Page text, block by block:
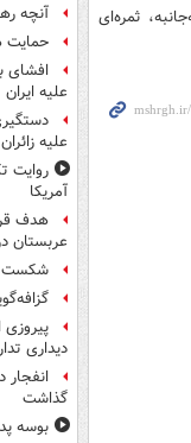
ثمره‌ای
آنچه
حمایت
افشای
علیه ایران
علیه
روایت
آمریکا
هدف
عربستان
شکست
دیداری
گذاشت
بوسه‌